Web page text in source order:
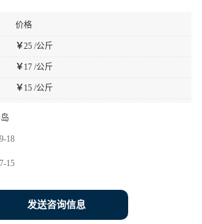
价格
￥25 /公斤
￥ 17 /公斤
￥ 15 /公斤
18
15
发送咨询信息